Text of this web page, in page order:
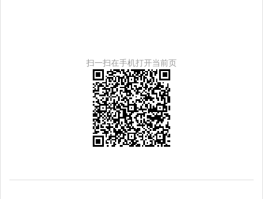
扫一扫在手机打开当前页